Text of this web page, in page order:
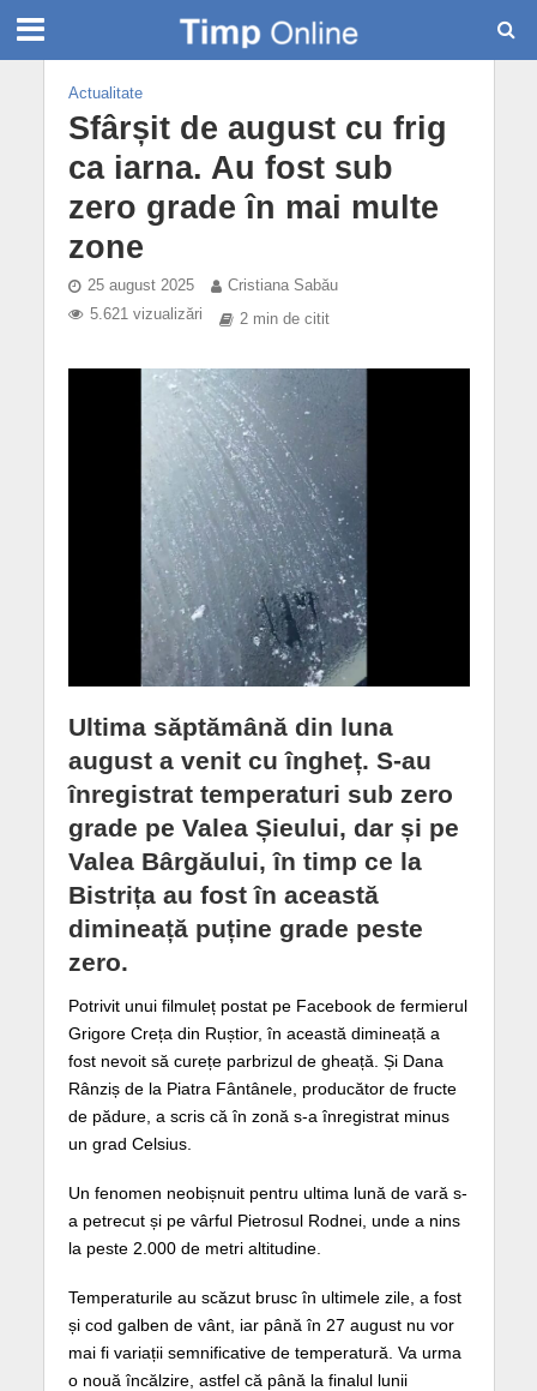
Actualitate
Sfârșit de august cu frig
ca iarna. Au fost sub
zero grade în mai multe
zone
25 august 2025
Cristiana Sabău
5.621 vizualizări
2 min de citit
Ultima săptămână din luna
august a venit cu îngheț. S-au
înregistrat temperaturi sub zero
grade pe Valea Șieului, dar și pe
Valea Bârgăului, în timp ce la
Bistrița au fost în această
dimineață puține grade peste
zero.
Potrivit unui filmuleț postat pe Facebook de fermierul
Grigore Creța din Ruștior, în această dimineață a
fost nevoit să curețe parbrizul de gheață. Și Dana
Rânziș de la Piatra Fântânele, producător de fructe
de pădure, a scris că în zonă s-a înregistrat minus
un grad Celsius.
Un fenomen neobișnuit pentru ultima lună de vară s-
a petrecut și pe vârful Pietrosul Rodnei, unde a nins
la peste 2.000 de metri altitudine.
Temperaturile au scăzut brusc în ultimele zile, a fost
și cod galben de vânt, iar până în 27 august nu vor
mai fi variații semnificative de temperatură. Va urma
o nouă încălzire, astfel că până la finalul lunii